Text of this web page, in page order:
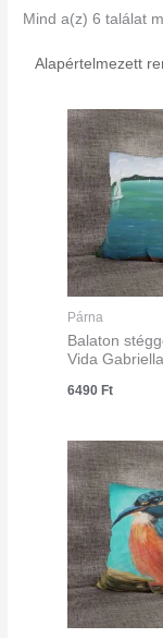
Mind a(z) 6 találat
Párna
Balaton
Vida Gabriella
6490Ft